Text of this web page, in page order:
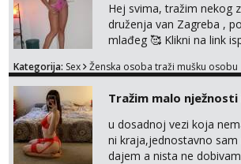
Hej svima, tražim nekog
druženja van Zagreba ,
mlađeg 🥰 Klikni na link
Kategorija: Sex Ženska osoba traži mušku osobu
Tražim malo
u dosadnoj vezi koja
ni kraja,jednostavno sam
dajem a nista ne